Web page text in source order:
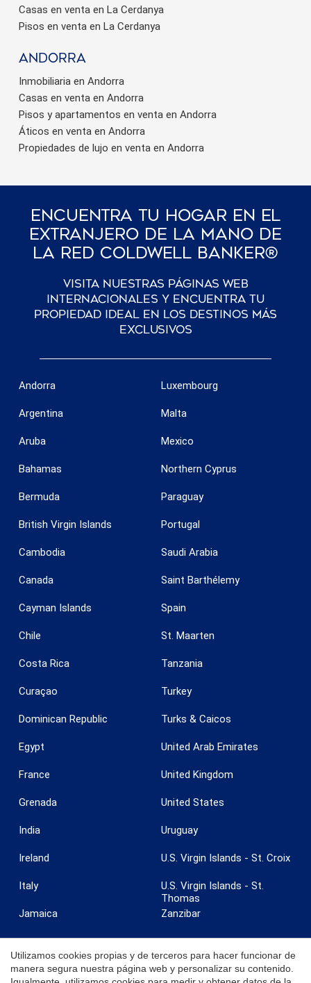
Casas en venta en La Cerdanya
Pisos en venta en La Cerdanya
Andorra
Inmobiliaria en Andorra
Casas en venta en Andorra
Pisos y apartamentos en venta en Andorra
Áticos en venta en Andorra
Propiedades de lujo en venta en Andorra
Encuentra Tu Hogar En El
Extranjero De La Mano De
La Red Coldwell Banker®
Visita nuestras páginas web
internacionales y encuentra tu
propiedad ideal en los destinos más
exclusivos
Andorra
Argentina
Aruba
Bahamas
Bermuda
British Virgin Islands
Cambodia
Canada
Cayman Islands
Chile
Costa Rica
Curaçao
Dominican Republic
Egypt
France
Grenada
India
Ireland
Italy
Jamaica
Luxembourg
Malta
Mexico
Northern Cyprus
Paraguay
Portugal
Saudi Arabia
Saint Barthélemy
Spain
St. Maarten
Tanzania
Turkey
Turks & Caicos
United Arab Emirates
United Kingdom
United States
Uruguay
U.S. Virgin Islands - St. Croix
U.S. Virgin Islands - St.
Thomas
Zanzibar
Utilizamos cookies propias y de terceros para hacer funcionar de
manera segura nuestra página web y personalizar su contenido.
Aceptar todas